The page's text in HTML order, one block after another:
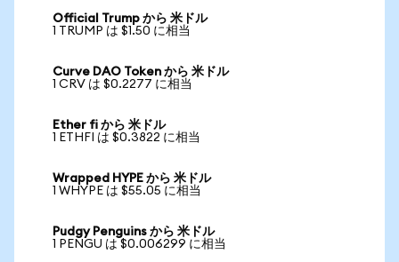
Official Trump から 米ドル
1 TRUMP は $1.50 に相当
Curve DAO Token から 米ドル
1 CRV は $0.2277 に相当
Ether fi から 米ドル
1 ETHFI は $0.3822 に相当
Wrapped HYPE から 米ドル
1 WHYPE は $55.05 に相当
Pudgy Penguins から 米ドル
1 PENGU は $0.006299 に相当